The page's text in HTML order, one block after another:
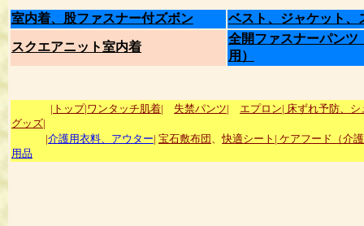
室内着、股ファスナー付ズボン ベスト、ジャケット、
スクエアニット室内着
全開ファスナーパンツ
用）
|トップ|ワンタッチ肌着| 失禁パンツ| エプロン| 床ずれ予防、シ
グッズ|
|介護用衣料、アウター| 宝石敷布団 、快適シート | ケアフード（介
用品